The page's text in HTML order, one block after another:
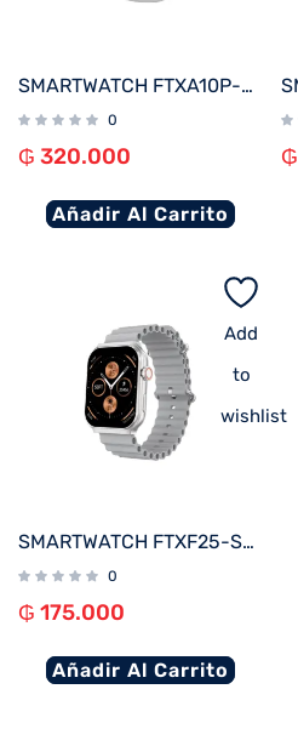
SMARTWATCH FTXA10P-SVW 48MM PLATA/GRIS ANDROID/IOS/BT/FREC. CARD
0
₲ 320.000
Añadir Al Carrito
₲
Add
to
wishlist
SMARTWATCH FTXF25-SVG 50MM PLATA/GRIS ANDROID/IOS/BT/FREC. CARD
0
₲ 175.000
Añadir Al Carrito